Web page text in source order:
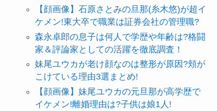
【顔画像】石原さとみの旦那(糸木悠)が超イ
ケメン!東大卒で職業は証券会社の管理職?
森永卓郎の息子は何人で学歴や年齢は?格闘
家＆評論家としての活躍を徹底調査！
妹尾ユウカが老け顔なのは整形が原因?頬が
こけている理由3選まとめ!
【顔画像】妹尾ユウカの元旦那が高学歴で
イケメン!離婚理由は?子供は娘1人!